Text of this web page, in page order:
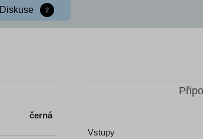
Diskuse 2
černá
Vstupy